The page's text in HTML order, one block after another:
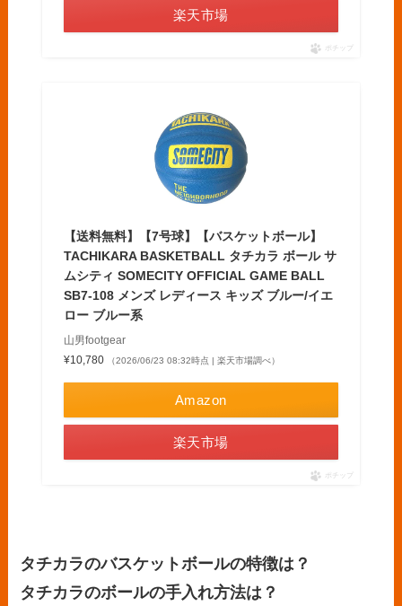
楽天市場
ポチップ
【送料無料】【7号球】【バスケットボール】
TACHIKARA BASKETBALL タチカラ ボール サ
ムシティ SOMECITY OFFICIAL GAME BALL
SB7-108 メンズ レディース キッズ ブルー/イエ
ロー ブルー系
山男footgear
¥10,780
（2026/06/23 08:32時点 | 楽天市場調べ）
Amazon
楽天市場
ポチップ
タチカラのバスケットボールの特徴は？
タチカラのボールの手入れ方法は？